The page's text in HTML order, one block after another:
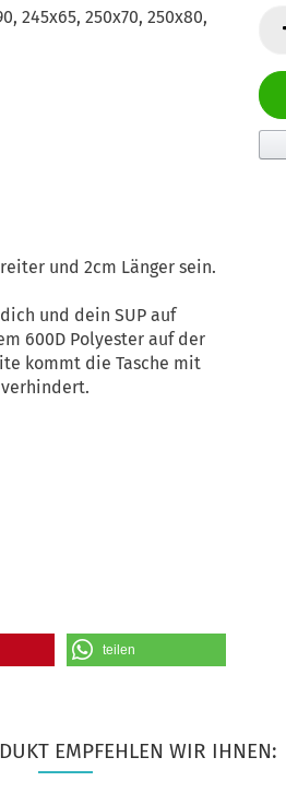
245x65, 250x70, 250x80,
und 2cm Länger sein.
und dein SUP auf
600D Polyester auf der
kommt die Tasche mit
teilen
EMPFEHLEN WIR IHNEN: